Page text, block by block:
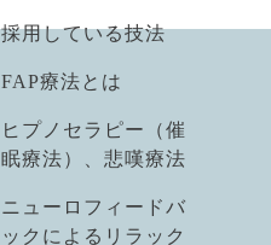
採用している技法
FAP療法とは
ヒプノセラピー（催
眠療法）、悲嘆療法
ニューロフィードバ
ックによるリラック